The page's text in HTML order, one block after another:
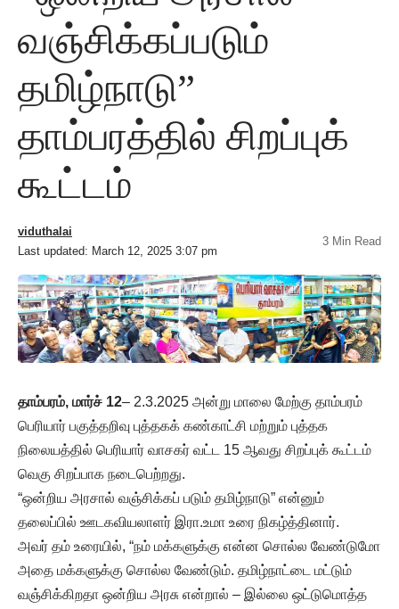
வஞ்சிக்கப்படும்
தமிழ்நாடு”
தாம்பரத்தில் சிறப்புக்
கூட்டம்
Last updated: March 12, 2025 3:07 pm
viduthalai
3 Min Read
தாம்பரம், மார்ச் 12– 2.3.2025 அன்று மாலை மேற்கு தாம்பரம்
பெரியார் பகுத்தறிவு புத்தகக் கண்காட்சி மற்றும் புத்தக
நிலையத்தில் பெரியார் வாசகர் வட்ட 15 ஆவது சிறப்புக் கூட்டம்
வெகு சிறப்பாக நடைபெற்றது.
“ஒன்றிய அரசால் வஞ்சிக்கப் படும் தமிழ்நாடு” என்னும்
தலைப்பில் ஊடகவியலாளர் இரா.உமா உரை நிகழ்த்தினார்.
அவர் தம் உரையில், “நம் மக்களுக்கு என்ன சொல்ல வேண்டுமோ
அதை மக்களுக்கு சொல்ல வேண்டும். தமிழ்நாட்டை மட்டும்
வஞ்சிக்கிறதா ஒன்றிய அரசு என்றால் – இல்லை ஒட்டுமொத்த